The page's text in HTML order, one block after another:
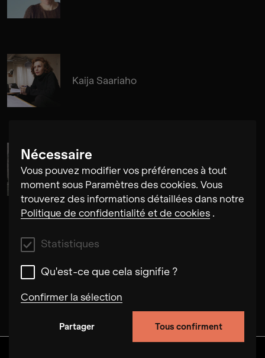
Nécessaire
Vous pouvez modifier vos préférences à tout
moment sous Paramètres des cookies. Vous
trouverez des informations détaillées dans notre
Politique de confidentialité et de cookies .
Statistiques
Qu'est-ce que cela signifie ?
Confirmer la sélection
Partager Tous confirment
Kaija Saariaho
Gerard Brophy